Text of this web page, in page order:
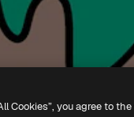
Cookies”, you agree to